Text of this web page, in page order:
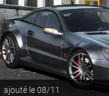
ajouté le 08/11